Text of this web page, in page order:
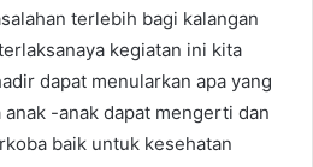
terlebih bagi kalangan
kegiatan ini kita
dapat menularkan apa yang
-anak dapat mengerti dan
baik untuk kesehatan